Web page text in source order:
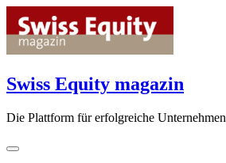
content
Swiss Equity magazin
Die Plattform für erfolgreiche Unternehmen